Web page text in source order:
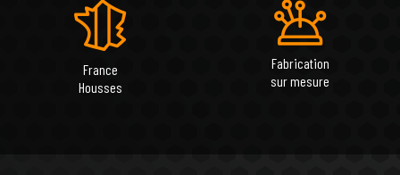
France
Housses
Fabrication
sur mesure